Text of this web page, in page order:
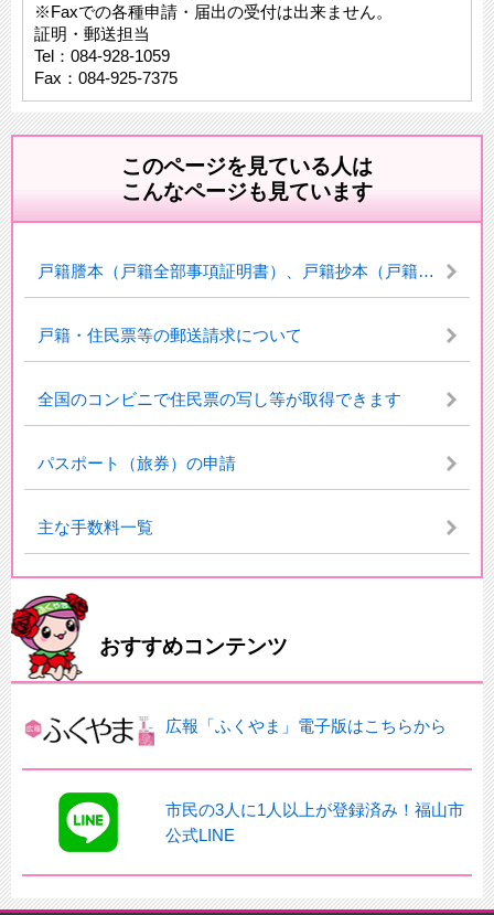
※Faxでの各種申請・届出の受付は出来ません。
証明・郵送担当
Tel：084-928-1059
Fax：084-925-7375
このページを見ている人は
こんなページも見ています
戸籍謄本（戸籍全部事項証明書）、戸籍抄本（戸籍個人事項証明書）
戸籍・住民票等の郵送請求について
全国のコンビニで住民票の写し等が取得できます
パスポート（旅券）の申請
主な手数料一覧
おすすめコンテンツ
広報「ふくやま」電子版はこちらから
市民の3人に1人以上が登録済み！福山市
公式LINE